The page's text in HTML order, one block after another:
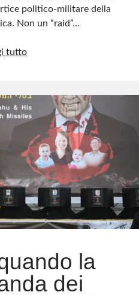
politico-militare della
Non un “raid”…
tuttoTeheran
Israele
e
USA
hanno
colpito
l’Iran
la
dei